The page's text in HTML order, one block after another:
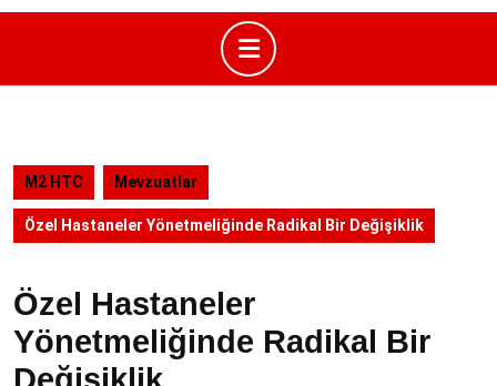
Button
M2 HTC Mevzuatlar
Özel Hastaneler Yönetmeliğinde Radikal Bir Değişiklik
Özel Hastaneler
Yönetmeliğinde Radikal Bir